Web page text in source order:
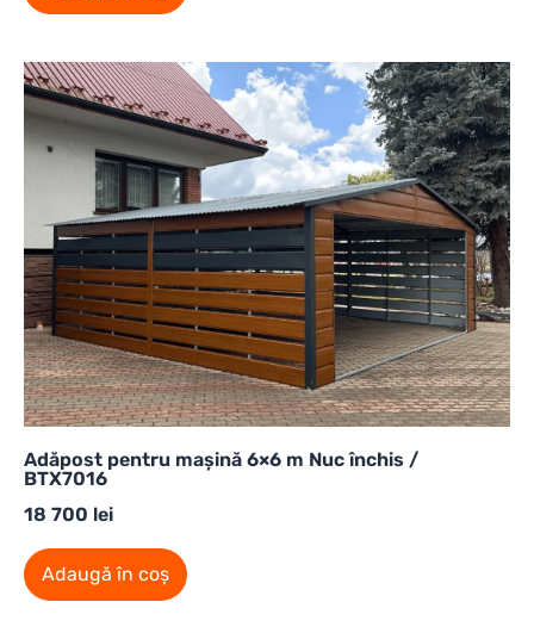
Adăpost pentru mașină 6×6 m Nuc închis /
BTX7016
18 700 lei
Adaugă în coș